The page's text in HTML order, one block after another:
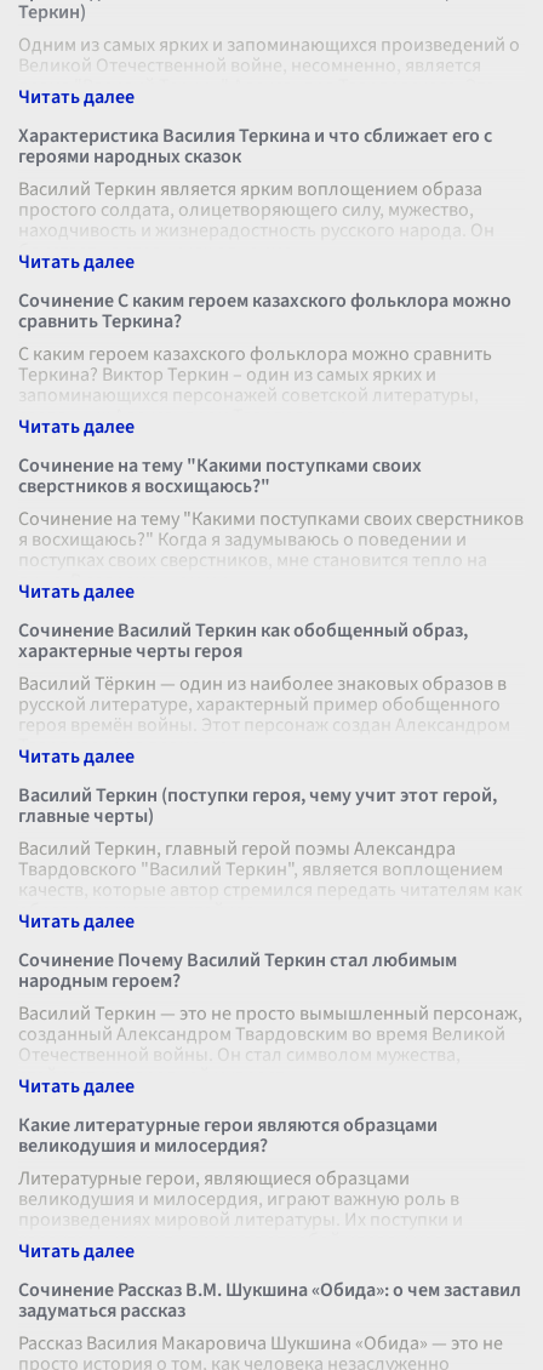
Теркин)
Одним из самых ярких и запоминающихся произведений о
Великой Отечественной войне, несомненно, является
поэма "Василий Теркин" Александра Твардовского. Это
произведение очень выделя
Характеристика Василия Теркина и что сближает его с
героями народных сказок
Василий Теркин является ярким воплощением образа
простого солдата, олицетворяющего силу, мужество,
находчивость и жизнерадостность русского народа. Он
блистает на страницах одноиме
Сочинение С каким героем казахского фольклора можно
сравнить Теркина?
С каким героем казахского фольклора можно сравнить
Теркина? Виктор Теркин – один из самых ярких и
запоминающихся персонажей советской литературы,
созданных Александром Твардовским
Сочинение на тему "Какими поступками своих
сверстников я восхищаюсь?"
Сочинение на тему "Какими поступками своих сверстников
я восхищаюсь?" Когда я задумываюсь о поведении и
поступках своих сверстников, мне становится тепло на
душе. В современном ми
Сочинение Василий Теркин как обобщенный образ,
характерные черты героя
Василий Тёркин — один из наиболее знаковых образов в
русской литературе, характерный пример обобщенного
героя времён войны. Этот персонаж создан Александром
Твардовским в поэме, ко
Василий Теркин (поступки героя, чему учит этот герой,
главные черты)
Василий Теркин, главный герой поэмы Александра
Твардовского "Василий Теркин", является воплощением
качеств, которые автор стремился передать читателям как
образцы мужества, стойкос
Сочинение Почему Василий Теркин стал любимым
народным героем?
Василий Теркин — это не просто вымышленный персонаж,
созданный Александром Твардовским во время Великой
Отечественной войны. Он стал символом мужества,
стойкости и народной мудрост
Какие литературные герои являются образцами
великодушия и милосердия?
Литературные герои, являющиеся образцами
великодушия и милосердия, играют важную роль в
произведениях мировой литературы. Их поступки и
характерные черты проявляют собой идеалы чел
Сочинение Рассказ В.М. Шукшина «Обида»: о чем заставил
задуматься рассказ
Рассказ Василия Макаровича Шукшина «Обида» — это не
просто история о том, как человека незаслуженно